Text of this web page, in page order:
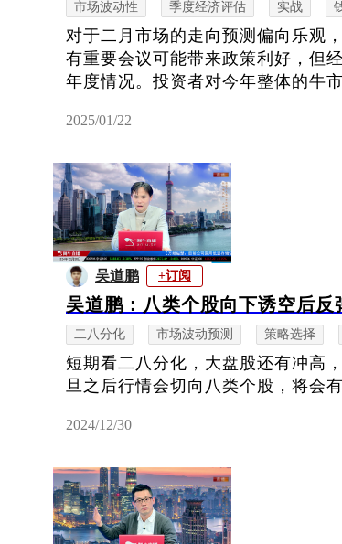
市场波动性 季度经济评估 实战
对于二月市场的走向预测偏向乐观
有重要会议可能带来政策利好，但
年度情况。投资者对今年整体的牛
2025/01/22
吴道鹏 +订阅
吴道鹏：八类个股向下诱空后反
二八分化 市场波动预测 策略选择
短期看二八分化，大盘股还有冲高
旦之后行情会切向八类个股，将会
2024/12/30